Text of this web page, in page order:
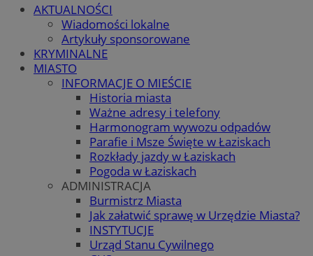
AKTUALNOŚCI
Wiadomości lokalne
Artykuły sponsorowane
KRYMINALNE
MIASTO
INFORMACJE O MIEŚCIE
Historia miasta
Ważne adresy i telefony
Harmonogram wywozu odpadów
Parafie i Msze Święte w Łaziskach
Rozkłady jazdy w Łaziskach
Pogoda w Łaziskach
ADMINISTRACJA
Burmistrz Miasta
Jak załatwić sprawę w Urzędzie Miasta?
INSTYTUCJE
Urząd Stanu Cywilnego